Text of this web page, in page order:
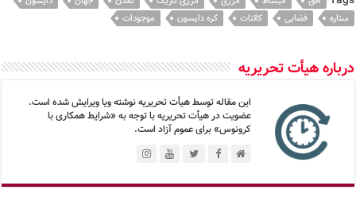
ستاره
فضایی کائنات کره دایسون موجودات
درباره هیأت تحریریه
این مقاله توسط هیأت تحریریه نوشته ویا ویرایش شده است.
عضویت در هیأت تحریریه با توجه به «شرایط همکاری با
کرونوس» برای عموم آزاد است.